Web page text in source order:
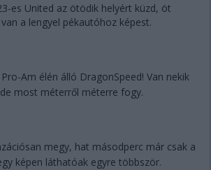
es United az ötödik helyért küzd, öt
a lengyel pékautóhoz képest.
Am élén álló DragonSpeed! Van nekik
most méterről méterre fogy.
megy, hat másodperc már csak a
képen láthatóak egyre többször.